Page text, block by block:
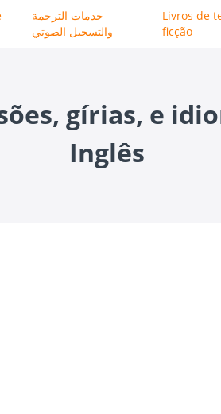
خدمات الترجمة
والتسجيل الصوتي
Livros de
ficção
gírias, e
Inglês